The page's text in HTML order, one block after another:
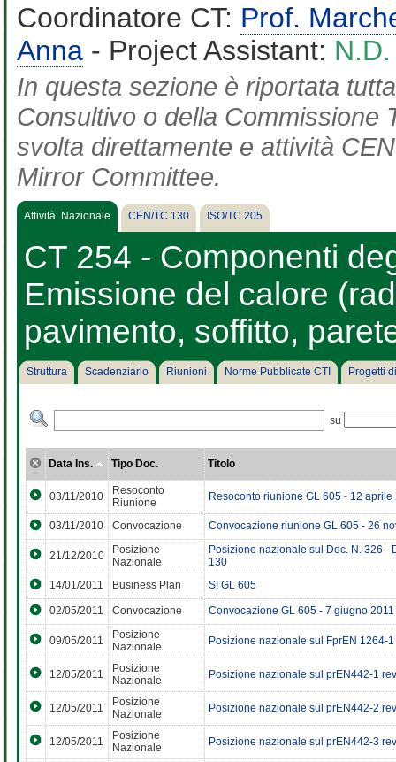
Coordinatore CT: Prof.
Anna - Project Assistant: N.D.
In questa sezione è riportata
Consultivo o della Commissione
svolta direttamente e attività
Mirror Committee.
Attività Nazionale CEN/TC 130 ISO/TC 205
CT 254 - Componenti
Emissione del calore
pavimento, soffitto,
Struttura Scadenziario Riunioni Norme Pubblicate CTI Progetti
su
Data Ins. Tipo Doc. Titolo
03/11/2010
Resoconto
Riunione
Resoconto riunione GL 605 - 12 aprile
03/11/2010 Convocazione Convocazione riunione GL 605 - 26
21/12/2010
Posizione
Nazionale
Posizione nazionale sul Doc. N. 326 -
130
14/01/2011
Business Plan SI GL 605
02/05/2011 Convocazione Convocazione GL 605 - 7 giugno 2011
09/05/2011
Posizione
Nazionale
Posizione nazionale sul FprEN 1264-
12/05/2011
Posizione
Nazionale
Posizione nazionale sul prEN442-1
12/05/2011
Posizione
Nazionale
Posizione nazionale sul prEN442-2
12/05/2011
Posizione
Nazionale
Posizione nazionale sul prEN442-3